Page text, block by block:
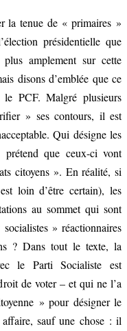
la tenue de « primaires »
présidentielle que
amplement sur cette
disons d’emblée que ce
PCF. Malgré plusieurs
» ses contours, il est
Qui désigne les
que ceux-ci vont
citoyens ». En réalité, si
loin d’être certain), les
au sommet qui sont
» réactionnaires
? Dans tout le texte, la
le Parti Socialiste est
de voter – et qui ne l’a
» pour désigner le
sauf une chose : il